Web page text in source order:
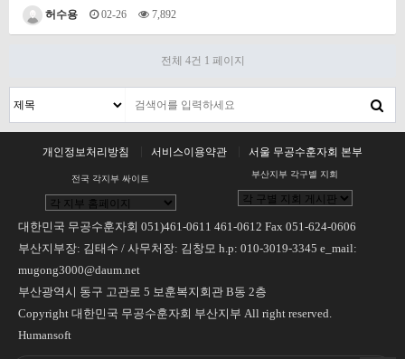
허수용 02-26 7,892
전체 4건 1 페이지
개인정보처리방침 서비스이용약관 서울 무공수훈자회 본부
전국 각지부 싸이트 부산지부 각구별 지회
대한민국 무공수훈자회 051)461-0611 461-0612 Fax 051-624-0606
부산지부장: 김태수 / 사무처장: 김창모 h.p: 010-3019-3345 e_mail:
mugong3000@daum.net
부산광역시 동구 고관로 5 보훈복지회관 B동 2층
Copyright 대한민국 무공수훈자회 부산지부 All right reserved.
Humansoft